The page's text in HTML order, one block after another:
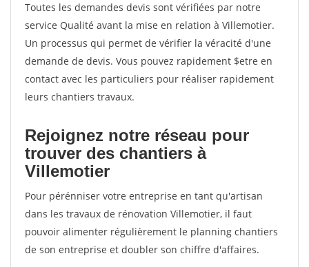
Toutes les demandes devis sont vérifiées par notre
service Qualité avant la mise en relation à Villemotier.
Un processus qui permet de vérifier la véracité d'une
demande de devis. Vous pouvez rapidement $etre en
contact avec les particuliers pour réaliser rapidement
leurs chantiers travaux.
Rejoignez notre réseau pour
trouver des chantiers à
Villemotier
Pour pérénniser votre entreprise en tant qu'artisan
dans les travaux de rénovation Villemotier, il faut
pouvoir alimenter régulièrement le planning chantiers
de son entreprise et doubler son chiffre d'affaires.